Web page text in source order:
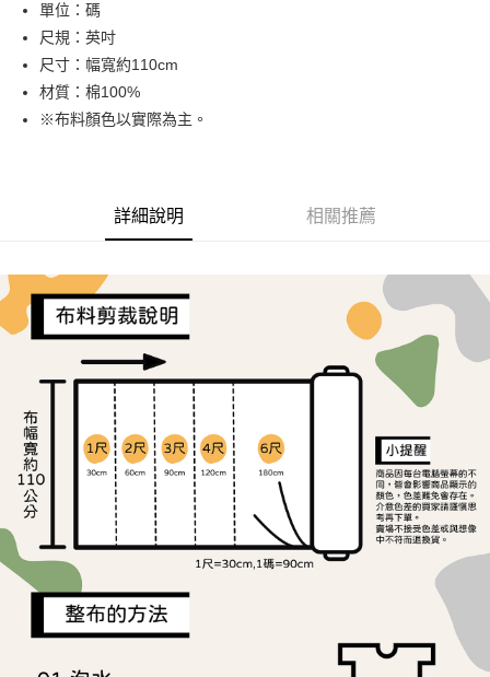
Google Pay
大哥付你分期
相關說明
【大哥付你分期使用說明】
3.實際核准額度、可分期數及費用金額請依後續交易確認頁面所載為準。
4.訂單成立30分鐘內，如未前往確認交易或遇審核未通過，訂單將自動取
法說明評估內容。
【繳款方式說明】
1.分期款項不併入電信帳單，「大哥付你分期」於每月結算日後寄送繳費提
醒簡訊。
2.透過簡訊連結打開帳單後，可選擇「超商條碼／台灣大直營門市／銀行轉
帳／街口支付／iPASS MONEY」等通路繳費。
【注意事項】
1.本服務係由「台灣大哥大股份有限公司」（以下簡稱本公司）所提供，讓
用戶於交易時，得透過本服務購買商品或服務，並由商店將買賣／分期付款
買賣價金債權讓與本公司後，依約使用本公司帳單繳交帳款。
2.基於同意付款使用「大哥付你分期」之契約關係目的，商店將以您的個人
資料（包含姓名、電話或地址）提供予台灣大哥大進項蒐集、處理及利用，
由本公司與您本人進行分期帳單所需資料之確認、核對及更正。
3.完整用戶服務條款，請詳閱以下連結： https://oppay.tw/userRule
AFTEE先享後付是「在收到商品之後才付款」的支付方式。 讓您購物簡單
３．安心：先確認商品／服務後，再付款。
【「AFTEE先享後付」結帳流程】
１．於結帳方式選擇「AFTEE先享後付」後，將跳轉至「AFTEE先享後付」
結帳頁面，進行簡訊認證並確認金額後，即可完成結帳。
２．訂單成立數日內，您將收到繳費通知簡訊。
３．收到繳費通知簡訊後14天內，點擊此簡訊中的連結，可透過四大超商／
ATM／網路銀行／等多元方式進行付款，方視為交易完成。
※ 請注意：結帳手續完成當下不需立刻繳費，但若您需要取消訂單，請聯絡
購買商品的店家。未經商家同意取消之訂單仍視為有效，需透過AFTEE先享
後付繳納相關費用。
※ 交易是否成功請以「AFTEE先享後付 」之結帳頁面顯示為準，若有關於
是否繳費成功／繳費後需取消欲退款等相關疑問，請聯繫「AFTEE先享後付
客戶支援中心」https://netprotections.freshdesk.com/support/home
【注意事項】
１．透過由恩沛科技股份有限公司提供之「AFTEE先享後付」服務完成之交
易，需依本服務之必要範圍內提供個人資料，並將交易相關給付款項請求債
權轉讓予恩沛科技股份有限公司。
全家取貨付款
每筆NT$65，滿NT$1,500(含以上)免運費
7-11取貨付款
每筆NT$65，滿NT$1,500(含以上)免運費
宅配
每筆NT$150，滿NT$1,500(含以上)免運費
離島宅配
單位：碼
尺規：英吋
尺寸：幅寬約110cm
材質：棉100%
※布料顏色以實際為主。
詳細說明 相關推薦